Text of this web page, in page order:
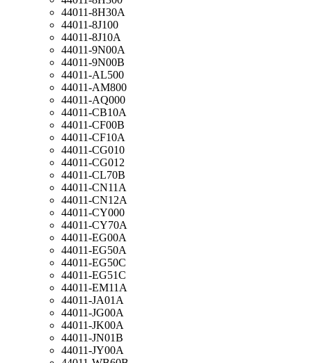
44011-8H30A
44011-8J100
44011-8J10A
44011-9N00A
44011-9N00B
44011-AL500
44011-AM800
44011-AQ000
44011-CB10A
44011-CF00B
44011-CF10A
44011-CG010
44011-CG012
44011-CL70B
44011-CN11A
44011-CN12A
44011-CY000
44011-CY70A
44011-EG00A
44011-EG50A
44011-EG50C
44011-EG51C
44011-EM11A
44011-JA01A
44011-JG00A
44011-JK00A
44011-JN01B
44011-JY00A